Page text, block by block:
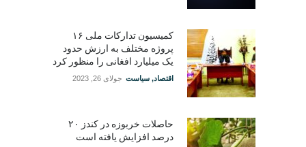
کمیسیون تدارکات ملی ۱۶
پروژه مختلف به ارزش حدود
یک میلیارد افغانی را منظور کرد
اقتصاد, سیاست جولای 26, 2023
حاصلات خربوزه در کندز ۲۰
درصد افزایش یافته است